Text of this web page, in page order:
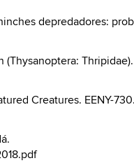
depredadores:
Creatures. EENY-